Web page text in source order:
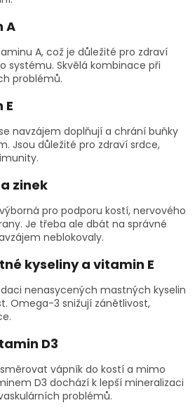
A
A, což je důležité pro zdraví
systému. Skvělá kombinace při
problémů.
E
navzájem doplňují a chrání buňky
Jsou důležité pro zdraví srdce,
zinek
pro podporu kostí, nervového
Je třeba ale dbát na správné
neblokovaly.
kyseliny a vitamin E
nenasycených mastných kyselin
Omega-3 snižují zánětlivost,
D3
vápník do kostí a mimo
D3 dochází k lepší mineralizaci
problémů.